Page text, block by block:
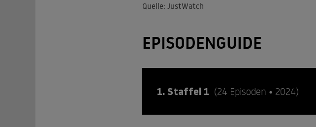
Quelle: JustWatch
EPISODENGUIDE
1. Staffel 1 (24 Episoden • 2024)